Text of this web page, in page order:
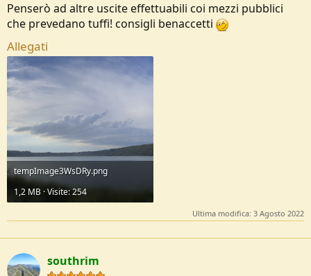
Penserò ad altre uscite effettuabili coi mezzi pubblici
che prevedano tuffi! consigli benaccetti
Allegati
tempImage3WsDRy.png
1,2 MB · Visite: 254
Ultima modifica: 3 Agosto 2022
southrim